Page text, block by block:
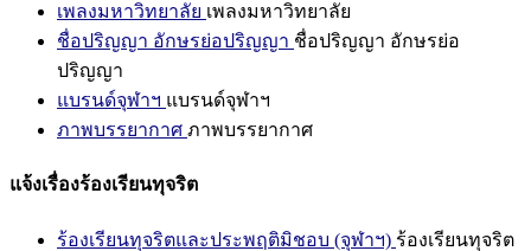
เพลงมหาวิทยาลัย เพลงมหาวิทยาลัย
ชื่อปริญญา อักษรย่อปริญญา ชื่อปริญญา อักษรย่อ
ปริญญา
แบรนด์จุฬาฯ แบรนด์จุฬาฯ
ภาพบรรยากาศ ภาพบรรยากาศ
แจ้งเรื่องร้องเรียนทุจริต
ร้องเรียนทุจริตและประพฤติมิชอบ (จุฬาฯ) ร้องเรียนทุจริต